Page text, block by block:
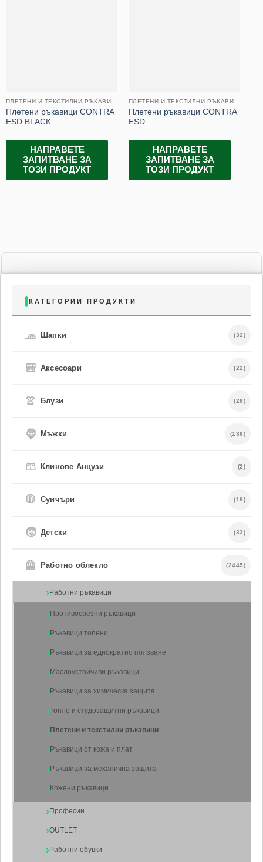
ПЛЕТЕНИ И ТЕКСТИЛНИ РЪКАВИЦИ
Плетени ръкавици CONTRA
ESD BLACK
НАПРАВЕТЕ
ЗАПИТВАНЕ ЗА
ТОЗИ ПРОДУКТ
ПЛЕТЕНИ И ТЕКСТИЛНИ РЪКАВИЦИ
Плетени ръкавици CONTRA
ESD
НАПРАВЕТЕ
ЗАПИТВАНЕ ЗА
ТОЗИ ПРОДУКТ
КАТЕГОРИИ ПРОДУКТИ
🧢 Шапки (32)
🎒 Аксесоари (22)
👚 Блузи (26)
🧔 Мъжки (136)
🩳 Клинове Анцузи (2)
🧥 Суичъри (18)
🧒 Детски (33)
🦺 Работно облекло (2445)
Работни ръкавици
Противосрезни ръкавици
Ръкавици топени
Ръкавици за еднократно ползване
Маслоустойчиви ръкавици
Ръкавици за химическа защита
Топло и студозащитни ръкавици
Плетени и текстилни ръкавици
Ръкавици от кожа и плат
Ръкавици за механична защита
Кожени ръкавици
Професии
OUTLET
Работни обувки